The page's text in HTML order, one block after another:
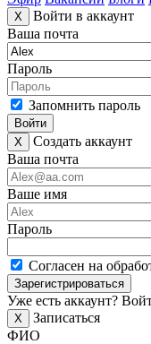
X
Войти в аккаунт
Ваша почта
Пароль
Запомнить пароль
Войти
X
Создать аккаунт
Ваша почта
Ваше имя
Пароль
Согласен на
Зарегистрироваться
Уже есть аккаунт?
X
Записаться
ФИО